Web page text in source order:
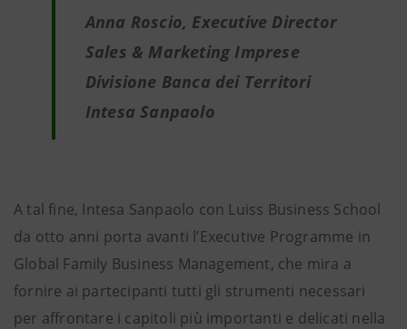
Anna Roscio, Executive Director
Sales & Marketing Imprese
Divisione Banca dei Territori
Intesa Sanpaolo
A tal fine, Intesa Sanpaolo con Luiss Business School
da otto anni porta avanti l’Executive Programme in
Global Family Business Management, che mira a
fornire ai partecipanti tutti gli strumenti necessari
per affrontare i capitoli più importanti e delicati nella